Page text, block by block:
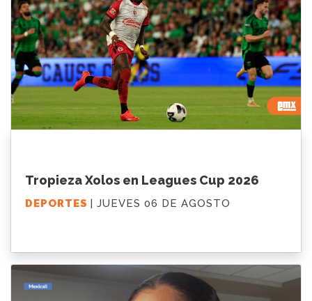
Tropieza Xolos en Leagues Cup 2026
DEPORTES | JUEVES 06 DE AGOSTO